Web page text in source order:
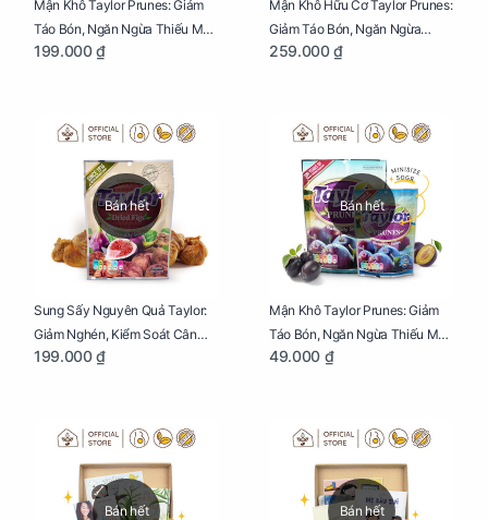
Mận Khô Taylor Prunes: Giảm
Táo Bón, Ngăn Ngừa Thiếu Máu
Cho Mẹ Bầu Túi 250g
199.000 ₫
Mận Khô Hữu Cơ Taylor Prunes:
Giảm Táo Bón, Ngăn Ngừa
Thiếu Máu Cho Mẹ Bầu Túi
259.000 ₫
Bán hết
Sung Sấy Nguyên Quả Taylor:
Giảm Nghén, Kiểm Soát Cân
Nặng Cho Mẹ Bầu Túi 190g
199.000 ₫
Bán hết
Mận Khô Taylor Prunes: Giảm
Táo Bón, Ngăn Ngừa Thiếu Máu
Cho Mẹ Bầu Túi 50g
49.000 ₫
Bán hết Bán hết